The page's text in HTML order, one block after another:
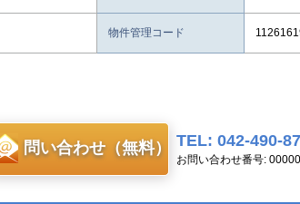
物件管理コード
問い合わせ（無料） TEL: 042-490-
お問い合わせ番号: